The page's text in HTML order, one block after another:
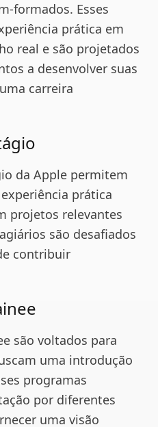
formados. Esses
prática em
real e são projetados
a desenvolver suas
carreira
da Apple permitem
prática
projetos relevantes
são desafiados
contribuir
são voltados para
uma introdução
programas
por diferentes
uma visão